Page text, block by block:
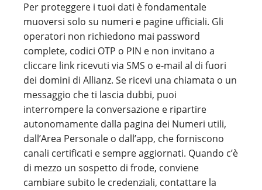
Per proteggere i tuoi dati è fondamentale
muoversi solo su numeri e pagine ufficiali. Gli
operatori non richiedono mai password
complete, codici OTP o PIN e non invitano a
cliccare link ricevuti via SMS o e-mail al di fuori
dei domini di Allianz. Se ricevi una chiamata o un
messaggio che ti lascia dubbi, puoi
interrompere la conversazione e ripartire
autonomamente dalla pagina dei Numeri utili,
dall’Area Personale o dall’app, che forniscono
canali certificati e sempre aggiornati. Quando c’è
di mezzo un sospetto di frode, conviene
cambiare subito le credenziali, contattare la